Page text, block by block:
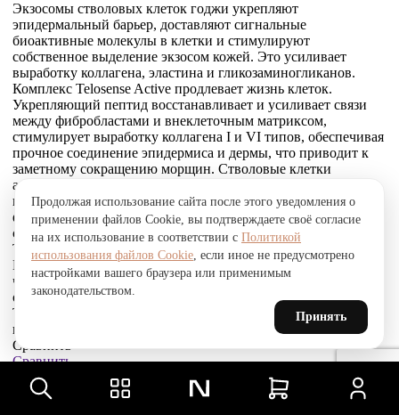
Экзосомы стволовых клеток годжи укрепляют
эпидермальный барьер, доставляют сигнальные
биоактивные молекулы в клетки и стимулируют
собственное выделение экзосом кожей. Это усиливает
выработку коллагена, эластина и гликозаминогликанов.
Комплекс Telosense Active продлевает жизнь клеток.
Укрепляющий пептид восстанавливает и усиливает связи
между фибробластами и внеклеточным матриксом,
стимулирует выработку коллагена I и VI типов, обеспечивая
прочное соединение эпидермиса и дермы, что приводит к
заметному сокращению морщин. Стволовые клетки
альпийской розы защищают, поддерживают и
восстанавливают устойчивость кожи к агрессивным
факторам окружающей среды и преждевременному
старению, улучшают барьерные свойства.
Товар был добавлен
В СРАВНЕНИЕ
чтобы посмотреть список сравнение, добавьте хотя бы ещё
один товар.
Товар был добавлен
в сравнение
Сравнить
Сравнить
Товар был добавлен
в избранное
Перейти в избранное
Для того, чтобы добавить в избранное, выберите тип товара.
Продолжая использование сайта после этого уведомления о
применении файлов Cookie, вы подтверждаете своё согласие
на их использование в соответствии с Политикой
использования файлов Cookie, если иное не предусмотрено
настройками вашего браузера или применимым
законодательством.
Принять